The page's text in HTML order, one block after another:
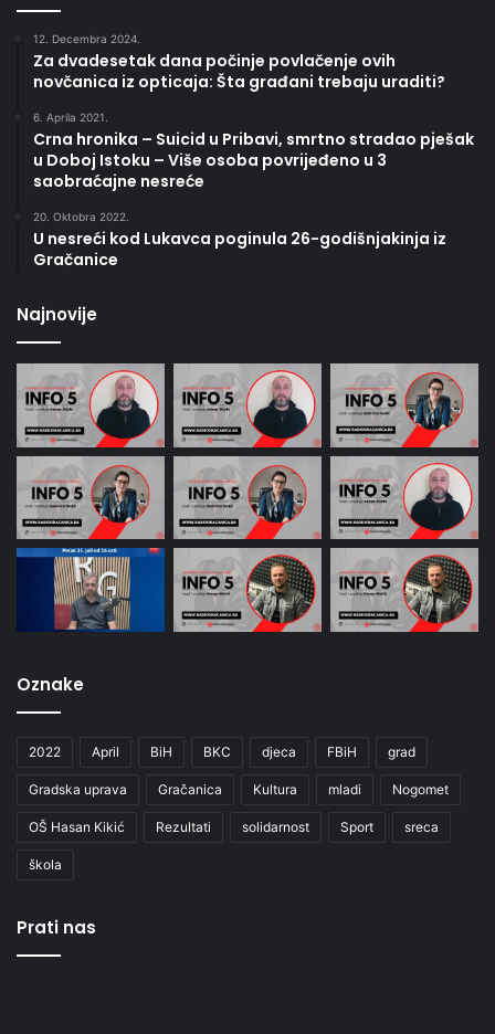
12. Decembra 2024.
Za dvadesetak dana počinje povlačenje ovih
novčanica iz opticaja: Šta građani trebaju uraditi?
6. Aprila 2021.
Crna hronika – Suicid u Pribavi, smrtno stradao pješak
u Doboj Istoku – Više osoba povrijeđeno u 3
saobraćajne nesreće
20. Oktobra 2022.
U nesreći kod Lukavca poginula 26-godišnjakinja iz
Gračanice
Najnovije
Oznake
2022 April BiH BKC djeca FBiH grad
Gradska uprava Gračanica Kultura mladi Nogomet
OŠ Hasan Kikić Rezultati solidarnost Sport sreca
škola
Prati nas